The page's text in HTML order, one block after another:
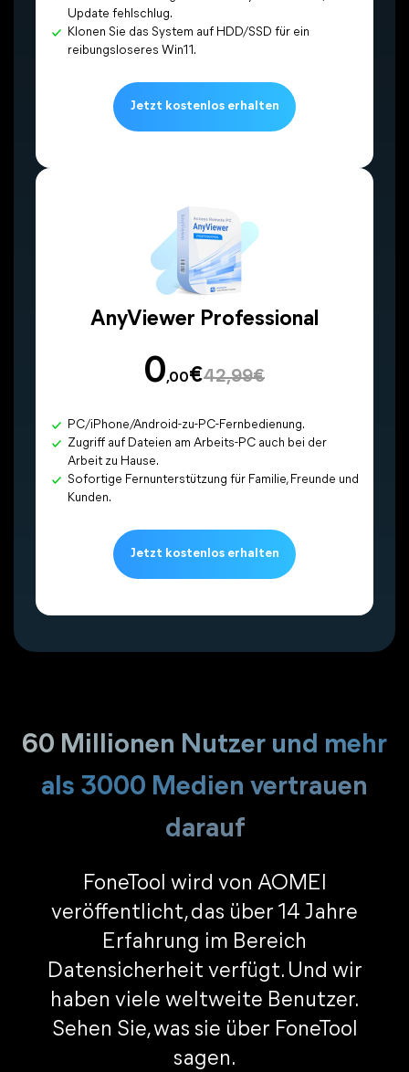
Nachteile
Übertragungsfehler können auftreten.
Abhängig von einem guten Netzumfeld.
Update fehlschlug.
Klonen Sie das System auf HDD/SSD für ein
reibungsloseres Win11.
Jetzt kostenlos erhalten
AnyViewer Professional
0,00€42,99€
PC/iPhone/Android-zu-PC-Fernbedienung.
Zugriff auf Dateien am Arbeits-PC auch bei der
Arbeit zu Hause.
Sofortige Fernunterstützung für Familie, Freunde und
Kunden.
Jetzt kostenlos erhalten
60 Millionen Nutzer und mehr
als 3000 Medien vertrauen
darauf
FoneTool wird von AOMEI
veröffentlicht, das über 14 Jahre
Erfahrung im Bereich
Datensicherheit verfügt. Und wir
haben viele weltweite Benutzer.
Sehen Sie, was sie über FoneTool
sagen.